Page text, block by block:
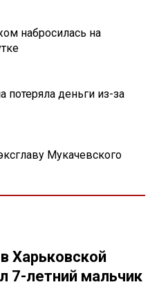
набросилась на
деньги из-за
Мукачевского
Харьковской
7-летний мальчик